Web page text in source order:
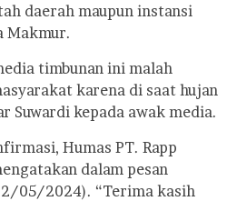
daerah maupun instansi
Makmur.
timbunan ini malah
karena di saat hujan
Suwardi kepada awak media.
Humas PT. Rapp
dalam pesan
05/2024). “Terima kasih